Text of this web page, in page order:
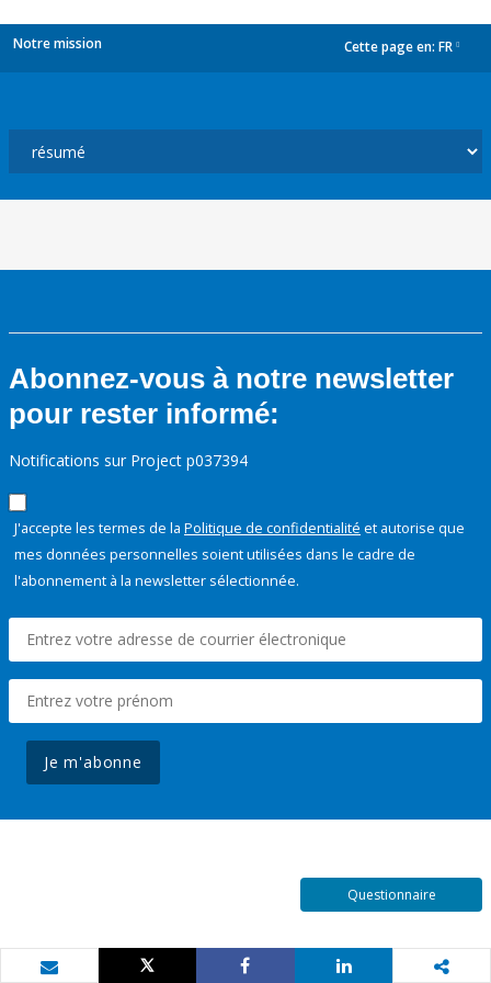
Notre mission Cette page en: FR
Abonnez-vous à notre newsletter
pour rester informé:
Notifications sur Project p037394
J'accepte les termes de la Politique de confidentialité et autorise que
mes données personnelles soient utilisées dans le cadre de
l'abonnement à la newsletter sélectionnée.
Je m'abonne
Questionnaire